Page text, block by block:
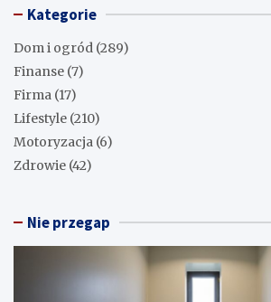
Kategorie
Dom i ogród (289)
Finanse (7)
Firma (17)
Lifestyle (210)
Motoryzacja (6)
Zdrowie (42)
Nie przegap